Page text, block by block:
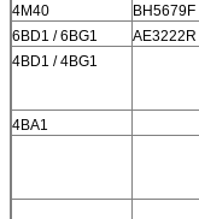
4M40
BH5679F
6BD1 / 6BG1
AE3222R
4BD1 / 4BG1
4BA1